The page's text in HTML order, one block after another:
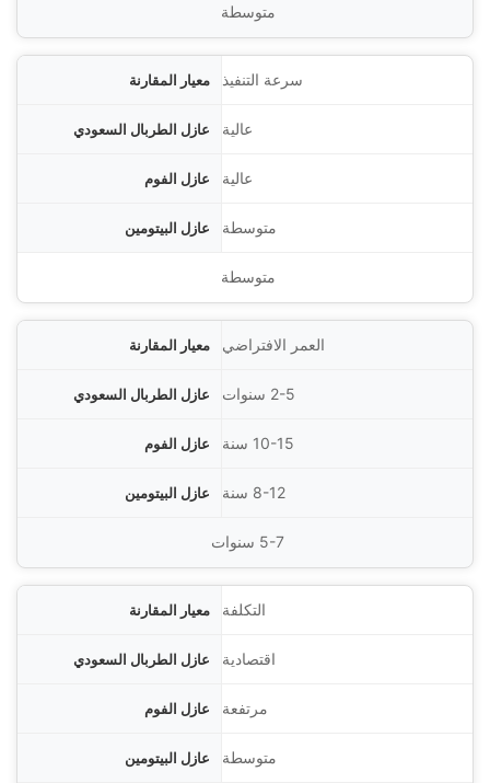
متوسطة
سرعة التنفيذ
عالية
عالية
متوسطة
متوسطة
العمر الافتراضي
2-5 سنوات
10-15 سنة
8-12 سنة
5-7 سنوات
التكلفة
اقتصادية
مرتفعة
متوسطة